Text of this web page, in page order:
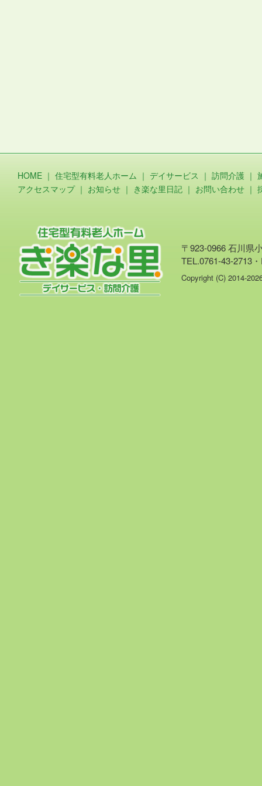
HOME ｜ 住宅型有料老人ホーム ｜ デイサービス ｜ 訪問介護 ｜
アクセスマップ｜ お知らせ ｜ き楽な里日記 ｜ お問い合わせ ｜
〒923-0966 石川県
TEL.0761-43-2713
Copyright (C) 2014-